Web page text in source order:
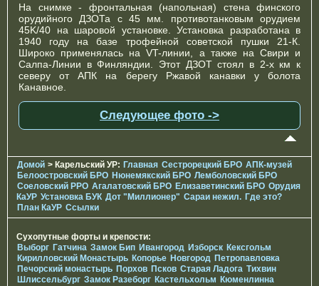
На снимке - фронтальная (напольная) стена финского
орудийного ДЗОТа с 45 мм. противотанковым орудием
45K/40 на шаровой установке. Установка разработана в
1940 году на базе трофейной советской пушки 21-К.
Широко применялась на VT-линии, а также на Свири и
Салпа-Линии в Финляндии. Этот ДЗОТ стоял в 2-х км к
северу от АПК на берегу Ржавой канавки у болота
Канавное.
Следующее фото ->
Домой > Карельский УР: Главная Сестрорецкий БРО АПК-музей
Белоостровский БРО Нюнемякский БРО Лемболовский БРО
Соеловский РРО Агалатовский БРО Елизаветинcкий БРО Орудия
КаУР Установка БУК Дот "Миллионер" Сараи нежил. Где это?
План КаУР Ссылки
Сухопутные форты и крепости:
Выборг Гатчина Замок Бип Ивангород Изборск Кексгольм
Кирилловский Монастырь Копорье Новгород Петропавловка
Печорcкий монастырь Порхов Псков Старая Ладога Тихвин
Шлиссельбург Замок Разеборг Кастельхольм Кюменлинна